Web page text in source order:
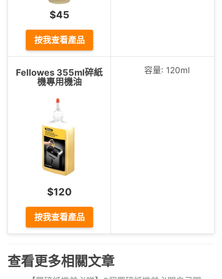
$45
按我查看產品
Fellowes 355ml碎紙
機專用機油
$120
按我查看產品
容量: 120ml
查看更多相關文章